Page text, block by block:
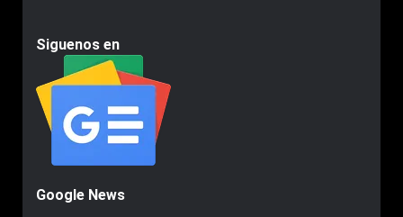
Siguenos en
Google News